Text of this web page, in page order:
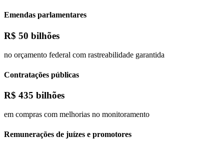
Emendas parlamentares
R$ 50 bilhões
no orçamento federal com rastreabilidade garantida
Contratações públicas
R$ 435 bilhões
em compras com melhorias no monitoramento
Remunerações de juízes e promotores